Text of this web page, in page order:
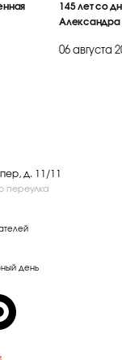
145 лет со
Александра
06 августа
д. 11/11
переулка
день